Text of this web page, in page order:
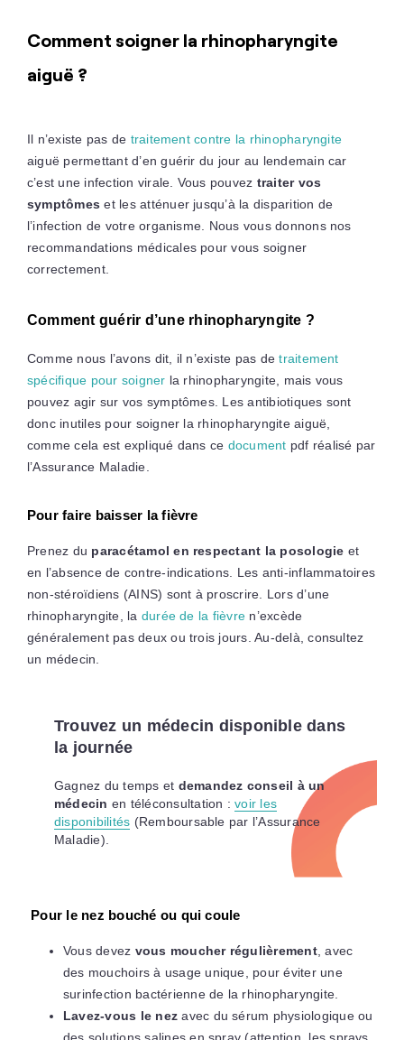
Comment soigner la rhinopharyngite
aiguë ?
Il n’existe pas de traitement contre la rhinopharyngite
aiguë permettant d’en guérir du jour au lendemain car
c’est une infection virale. Vous pouvez traiter vos
symptômes et les atténuer jusqu’à la disparition de
l’infection de votre organisme. Nous vous donnons nos
recommandations médicales pour vous soigner
correctement.
Comment guérir d’une rhinopharyngite ?
Comme nous l’avons dit, il n’existe pas detraitement
spécifique pour soigner la rhinopharyngite, mais vous
pouvez agir sur vos symptômes. Les antibiotiques sont
donc inutiles pour soigner la rhinopharyngite aiguë,
comme cela est expliqué dans ce document pdf réalisé par
l’Assurance Maladie.
Pour faire baisser la fièvre
Prenez du paracétamol en respectant la posologie et
en l’absence de contre-indications. Les anti-inflammatoires
non-stéroïdiens (AINS) sont à proscrire. Lors d’une
rhinopharyngite, la durée de la fièvre n’excède
généralement pas deux ou trois jours. Au-delà, consultez
un médecin.
Trouvez un médecin disponible dans
la journée
Gagnez du temps et demandez conseil à un
médecin en téléconsultation :voir les
disponibilités (Remboursable par l’Assurance
Maladie).
Pour le nez bouché ou qui coule
Vous devez vous moucher régulièrement, avec
des mouchoirs à usage unique, pour éviter une
surinfection bactérienne de la rhinopharyngite.
Lavez-vous le nez avec du sérum physiologique ou